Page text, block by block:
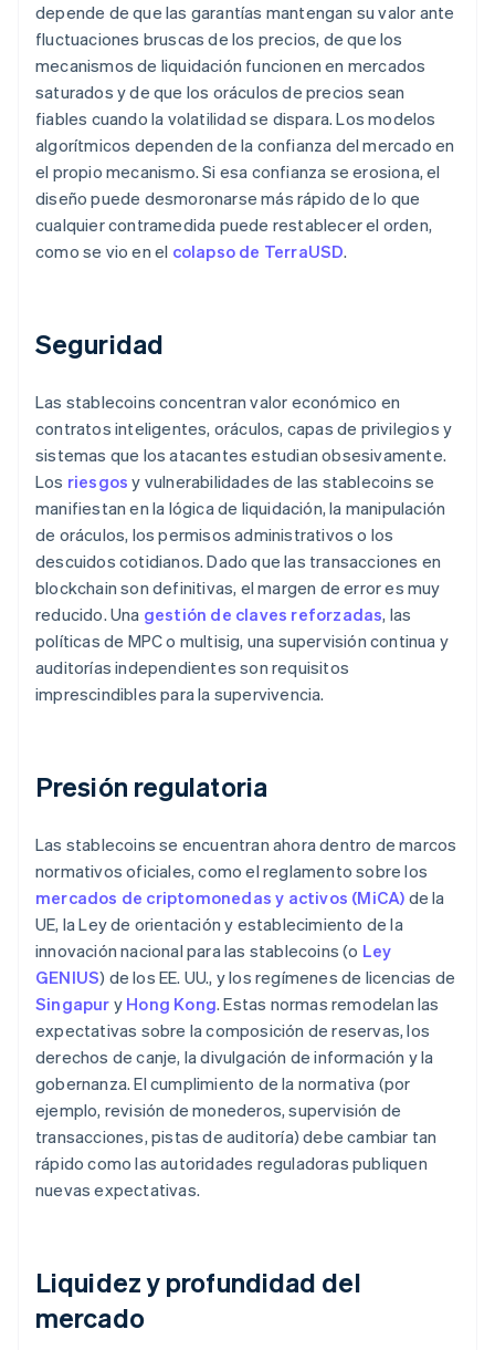
depende de que las garantías mantengan su valor ante
fluctuaciones bruscas de los precios, de que los
mecanismos de liquidación funcionen en mercados
saturados y de que los oráculos de precios sean
fiables cuando la volatilidad se dispara. Los modelos
algorítmicos dependen de la confianza del mercado en
el propio mecanismo. Si esa confianza se erosiona, el
diseño puede desmoronarse más rápido de lo que
cualquier contramedida puede restablecer el orden,
como se vio en el colapso de TerraUSD.
Seguridad
Las stablecoins concentran valor económico en
contratos inteligentes, oráculos, capas de privilegios y
sistemas que los atacantes estudian obsesivamente.
Los riesgos y vulnerabilidades de las stablecoins se
manifiestan en la lógica de liquidación, la manipulación
de oráculos, los permisos administrativos o los
descuidos cotidianos. Dado que las transacciones en
blockchain son definitivas, el margen de error es muy
reducido. Una gestión de claves reforzadas, las
políticas de MPC o multisig, una supervisión continua y
auditorías independientes son requisitos
imprescindibles para la supervivencia.
Presión regulatoria
Las stablecoins se encuentran ahora dentro de marcos
normativos oficiales, como el reglamento sobre los
mercados de criptomonedas y activos (MiCA) de la
UE, la Ley de orientación y establecimiento de la
innovación nacional para las stablecoins (o Ley
GENIUS) de los EE. UU., y los regímenes de licencias de
Singapur y Hong Kong. Estas normas remodelan las
expectativas sobre la composición de reservas, los
derechos de canje, la divulgación de información y la
gobernanza. El cumplimiento de la normativa (por
ejemplo, revisión de monederos, supervisión de
transacciones, pistas de auditoría) debe cambiar tan
rápido como las autoridades reguladoras publiquen
nuevas expectativas.
Liquidez y profundidad del
mercado